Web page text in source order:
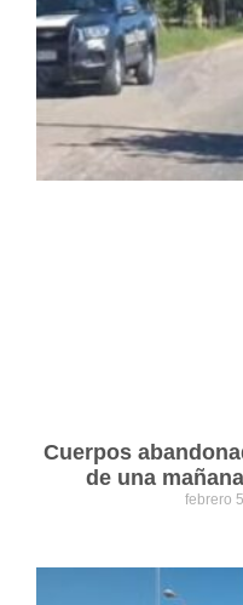
Cuerpos
de una
febrero